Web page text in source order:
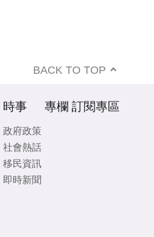
BACK TO TOP
時事
政府政策
社會熱話
移民資訊
即時新聞
專欄 訂閱專區